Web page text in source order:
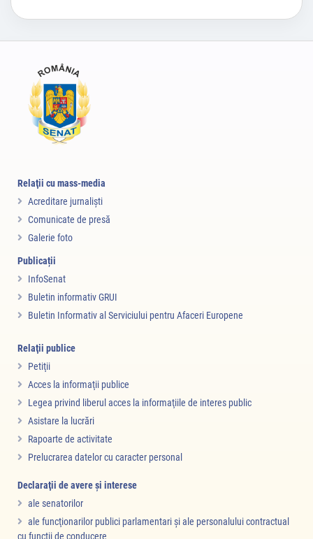
Relaţii cu mass-media
Acreditare jurnalişti
Comunicate de presă
Galerie foto
Publicații
InfoSenat
Buletin informativ GRUI
Buletin Informativ al Serviciului pentru Afaceri Europene
Relaţii publice
Petiţii
Acces la informaţii publice
Legea privind liberul acces la informaţiile de interes public
Asistare la lucrări
Rapoarte de activitate
Prelucrarea datelor cu caracter personal
Declaraţii de avere şi interese
ale senatorilor
ale funcţionarilor publici parlamentari şi ale personalului contractual
cu funcţii de conducere